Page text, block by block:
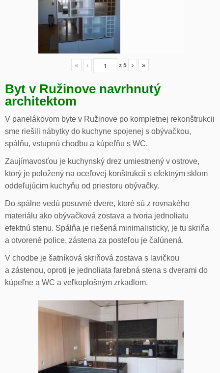
« ‹ z5 › »
Byt v Ružinove navrhnutý
architektom
V panelákovom byte v Ružinove po kompletnej rekonštrukcii
sme riešili nábytky do kuchyne spojenej s obývačkou,
spálňu, vstupnú chodbu a kúpeľňu s WC.
Zaujímavosťou je kuchynský drez umiestnený v ostrove,
ktorý je položený na oceľovej konštrukcii s efektným sklom
oddeľujúcim kuchyňu od priestoru obývačky.
Do spálne vedú posuvné dvere, ktoré sú z rovnakého
materiálu ako obývačková zostava a tvoria jednoliatu
efektnú stenu. Spálňa je riešená minimalisticky, je tu skriňa
a otvorené police, zástena za posteľou je čalúnená.
V chodbe je šatníková skriňová zostava s lavičkou
a zástenou, oproti je jednoliata farebná stena s dverami do
kúpeľne a WC a veľkoplošným zrkadlom.